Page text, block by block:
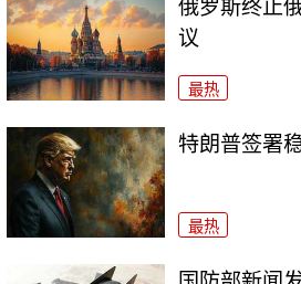
俄罗斯终止
议
最热
特朗普签署
最热